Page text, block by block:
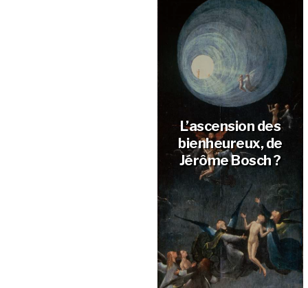
L’ascension des
bienheureux, de
Jérôme Bosch ?